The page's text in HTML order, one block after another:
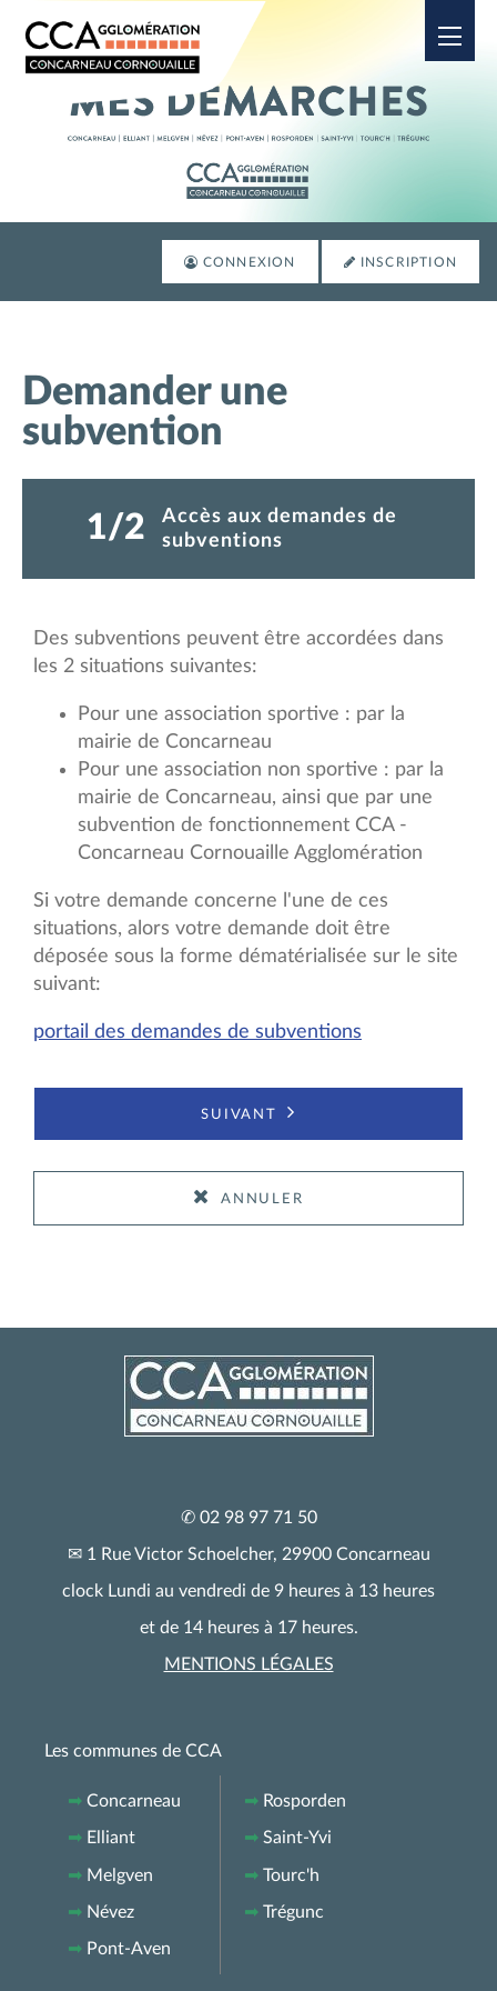
CONNEXION INSCRIPTION
Demander une
subvention
1 2
Accès aux demandes de
subventions(étape courante)
Des subventions peuvent être accordées dans
les 2 situations suivantes:
Pour une association sportive : par la
mairie de Concarneau
Pour une association non sportive : par la
mairie de Concarneau, ainsi que par une
subvention de fonctionnement CCA -
Concarneau Cornouaille Agglomération
Si votre demande concerne l'une de ces
situations, alors votre demande doit être
déposée sous la forme dématérialisée sur le site
suivant:
portail des demandes de subventions
suivant
annuler
✆ 02 98 97 71 50
✉ 1 Rue Victor Schoelcher, 29900 Concarneau
clock Lundi au vendredi de 9 heures à 13 heures
et de 14 heures à 17 heures.
MENTIONS LÉGALES
Les communes de CCA
➡ Concarneau
➡ Elliant
➡ Melgven
➡ Névez
➡ Pont-Aven
➡ Rosporden
➡ Saint-Yvi
➡ Tourc'h
➡ Trégunc